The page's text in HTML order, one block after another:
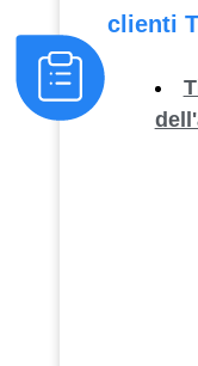
clienti